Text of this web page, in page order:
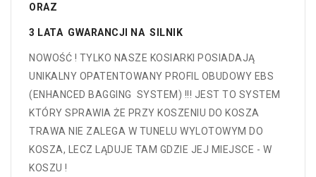
ORAZ
3 LATA GWARANCJI NA SILNIK
NOWOŚĆ ! TYLKO NASZE KOSIARKI POSIADAJĄ
UNIKALNY OPATENTOWANY PROFIL OBUDOWY EBS
(ENHANCED BAGGING SYSTEM) !!! JEST TO SYSTEM
KTÓRY SPRAWIA ŻE PRZY KOSZENIU DO KOSZA
TRAWA NIE ZALEGA W TUNELU WYLOTOWYM DO
KOSZA, LECZ LĄDUJE TAM GDZIE JEJ MIEJSCE - W
KOSZU !